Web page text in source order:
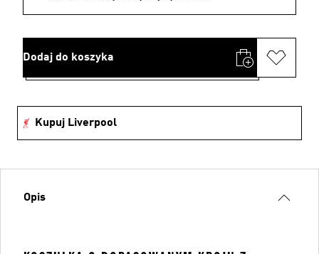
Dodaj do koszyka
Kupuj Liverpool
Opis